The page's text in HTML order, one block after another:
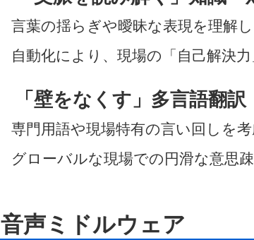
言葉の揺らぎや曖昧な表現を理解
自動化により、現場の「自己解決
「壁をなくす」多言語翻訳
専門用語や現場特有の言い回しを
グローバルな現場での円滑な意思
音声ミドルウェア